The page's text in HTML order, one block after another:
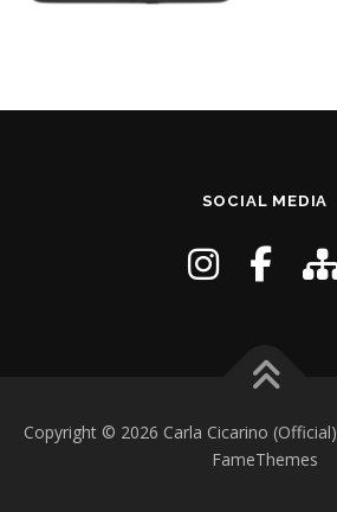
SOCIAL MEDIA
Copyright © 2026 Carla Cicarino (Official)
FameThemes